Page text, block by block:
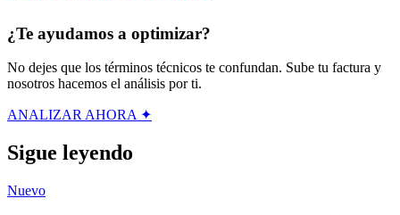
¿Te ayudamos a optimizar?
No dejes que los términos técnicos te confundan. Sube tu factura y
nosotros hacemos el análisis por ti.
ANALIZAR AHORA ✦
Sigue leyendo
Nuevo